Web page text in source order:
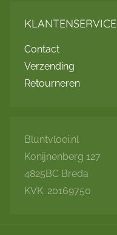
KLANTENSERVICE
Contact
Verzending
Retourneren
Bluntvloei.nl
Konijnenberg 127
4825BC Breda
KVK: 20169750